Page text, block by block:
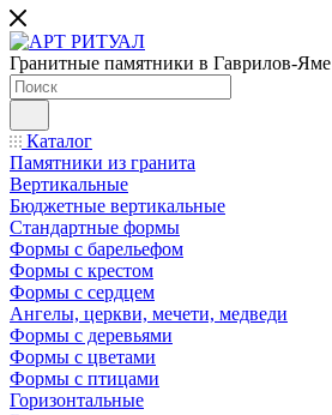
Гранитные памятники в Гаврилов-Яме
Каталог
Памятники из гранита
Вертикальные
Бюджетные вертикальные
Стандартные формы
Формы с барельефом
Формы с крестом
Формы с сердцем
Ангелы, церкви, мечети, медведи
Формы с деревьями
Формы с цветами
Формы с птицами
Горизонтальные